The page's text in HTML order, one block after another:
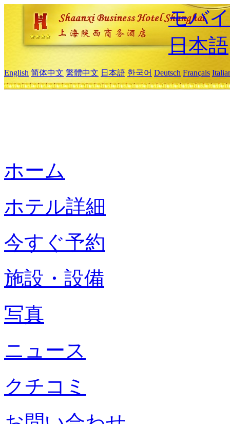
モバ
日本語
English 简体中文 繁體中文 日本語 한국어 Deutsch Français
ホーム
ホテル詳細
今すぐ予約
施設・設備
写真
ニュース
クチコミ